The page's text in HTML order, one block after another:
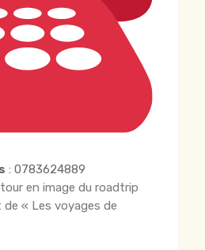
: 0783624889
en image du roadtrip
« Les voyages de